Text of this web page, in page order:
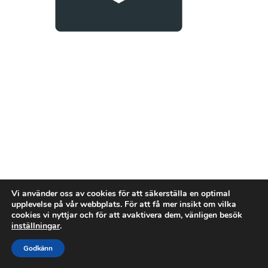
Vi använder oss av cookies för att säkerställa en optimal
upplevelse på vår webbplats. För att få mer insikt om vilka
cookies vi nyttjar och för att avaktivera dem, vänligen besök
inställningar.
Godkänn